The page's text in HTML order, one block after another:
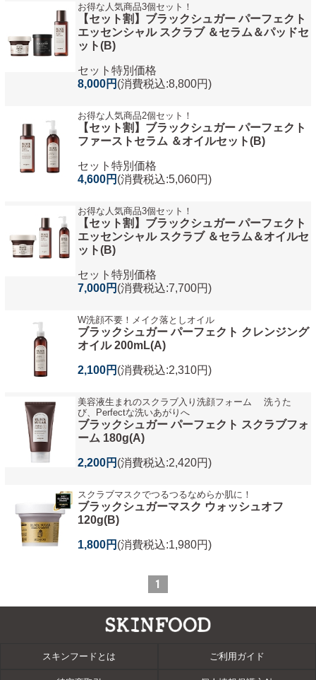
お得な人気商品3個セット！
【セット割】ブラックシュガー パーフェクト
エッセンシャル スクラブ ＆セラム＆パッドセ
ット(B)
セット特別価格
8,000円 (消費税込:8,800円)
お得な人気商品2個セット！
【セット割】ブラックシュガー パーフェクト
ファーストセラム ＆オイルセット(B)
セット特別価格
4,600円 (消費税込:5,060円)
お得な人気商品3個セット！
【セット割】ブラックシュガー パーフェクト
エッセンシャル スクラブ ＆セラム＆オイルセ
ット(B)
セット特別価格
7,000円 (消費税込:7,700円)
W洗顔不要！メイク落としオイル
ブラックシュガー パーフェクト クレンジング
オイル 200mL(A)
2,100円 (消費税込:2,310円)
美容液生まれのスクラブ入り洗顔フォーム 洗うた
び、Perfectな洗いあがりへ
ブラックシュガー パーフェクト スクラブフォ
ーム 180g(A)
2,200円 (消費税込:2,420円)
スクラブマスクでつるつるなめらか肌に！
ブラックシュガーマスク ウォッシュオフ
120g(B)
1,800円 (消費税込:1,980円)
1
スキンフードとは ご利用ガイド